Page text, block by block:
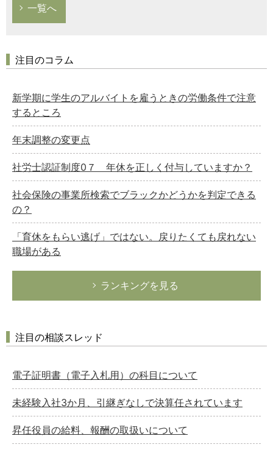
一覧へ
注目のコラム
新学期に学生のアルバイトを雇うときの労働条件で注意
するところ
年末調整の変更点
社労士認証制度0７ 年休を正しく付与していますか？
社会保険の事業所検索でブラックかどうかを判定できる
の？
「育休をもらい逃げ」ではない。戻りたくても戻れない
職場がある
ランキングを見る
注目の相談スレッド
電子証明書（電子入札用）の科目について
未経験入社3か月、引継ぎなしで決算任されています
昇任役員の給料、報酬の取扱いについて